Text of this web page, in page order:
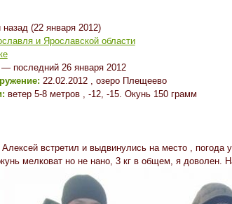
назад (22 января 2012)
и Ярославской области
— последний 26 января 2012
22.02.2012 , озеро Плещеево
ветер 5-8 метров , -12, -15. Окунь 150 грамм
встретил и выдвинулись на место ,
мелковат но не нано, 3 кг в общем, я